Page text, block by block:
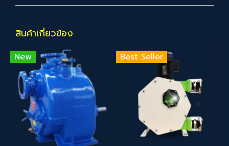
สินค้าเกี่ยวข้อง
New Best Seller